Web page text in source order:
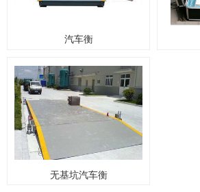
汽车衡
无基坑汽车衡